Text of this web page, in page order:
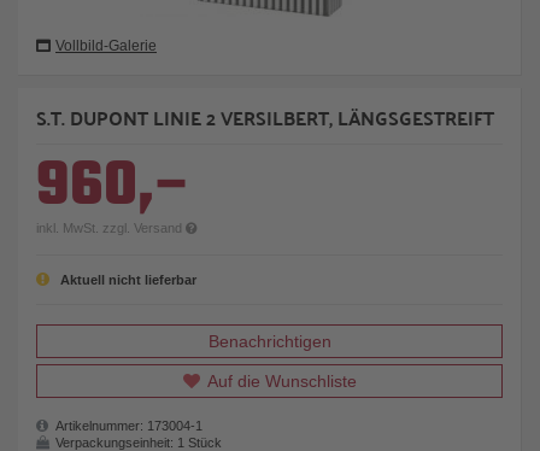
Vollbild-Galerie
S.T. DUPONT LINIE 2 VERSILBERT, LÄNGSGESTREIFT
960,–
inkl. MwSt. zzgl. Versand
Aktuell nicht lieferbar
Benachrichtigen
Auf die Wunschliste
Artikelnummer: 173004-1
Verpackungseinheit: 1 Stück